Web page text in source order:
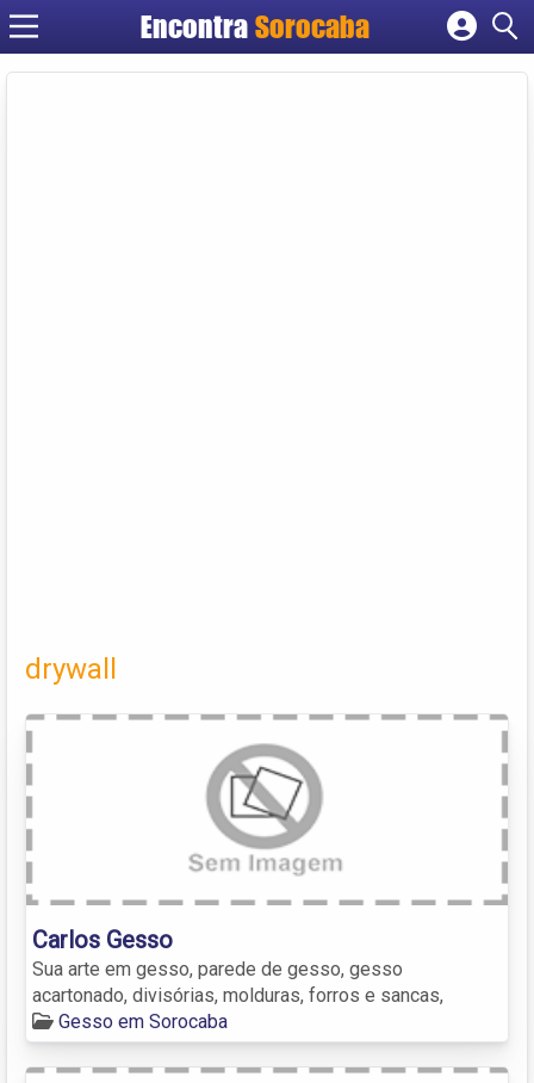
EncontraSorocaba
Cadastrar empresa
drywall
Carlos Gesso
Sua arte em gesso, parede de gesso, gesso
acartonado, divisórias, molduras, forros e sancas,
Gesso em Sorocaba